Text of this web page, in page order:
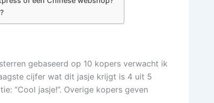
gebaseerd op 10 kopers verwacht ik
cijfer wat dit jasje krijgt is 4 uit 5
“Cool jasje!”. Overige kopers geven